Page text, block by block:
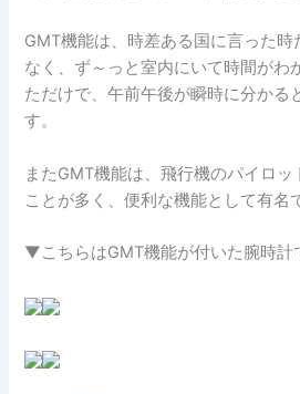
GMT機能は、時差ある国に言った
なく、ず～っと室内にいて時間がわ
ただけで、午前午後が瞬時に分かる
す。
またGMT機能は、飛行機のパイロ
ことが多く、便利な機能として有名
▼こちらはGMT機能が付いた腕時